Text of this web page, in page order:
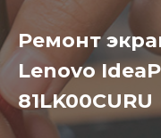
Ремонт
Lenovo
81LK00CURU